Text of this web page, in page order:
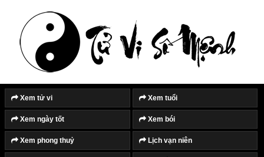
Xem tử vi Xem tuổi
Xem ngày tốt Xem bói
Xem phong thuỷ Lịch vạn niên